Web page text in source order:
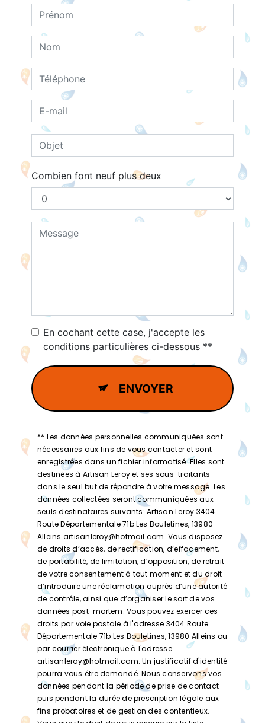
Combien font neuf plus deux
En cochant cette case, j'accepte les
conditions particulières ci-dessous **
ENVOYER
** Les données personnelles communiquées sont
nécessaires aux fins de vous contacter et sont
enregistrées dans un fichier informatisé. Elles sont
destinées à Artisan Leroy et ses sous-traitants
dans le seul but de répondre à votre message. Les
données collectées seront communiquées aux
seuls destinataires suivants: Artisan Leroy 3404
Route Départementale 71b Les Bouletines, 13980
Alleins artisanleroy@hotmail.com. Vous disposez
de droits d’accès, de rectification, d’effacement,
de portabilité, de limitation, d’opposition, de retrait
de votre consentement à tout moment et du droit
d’introduire une réclamation auprès d’une autorité
de contrôle, ainsi que d’organiser le sort de vos
données post-mortem. Vous pouvez exercer ces
droits par voie postale à l'adresse 3404 Route
Départementale 71b Les Bouletines, 13980 Alleins ou
par courrier électronique à l'adresse
artisanleroy@hotmail.com. Un justificatif d'identité
pourra vous être demandé. Nous conservons vos
données pendant la période de prise de contact
puis pendant la durée de prescription légale aux
fins probatoires et de gestion des contentieux.